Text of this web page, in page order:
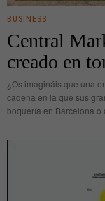
BUSINESS
Central
creado en
¿Os imagináis que una
cadena en la que sus
boquería en Barcelona o